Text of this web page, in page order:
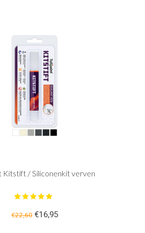
Kitstift / Siliconenkit verven
€22,60€16,95